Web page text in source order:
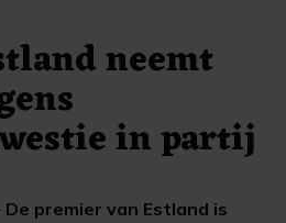
neemt
in partij
De premier van Estland is